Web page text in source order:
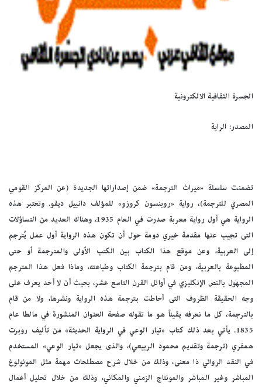
الجسرة الثقافية الالكترونية
المصدر: الراية
تضمنت سلسلة «ميراث الترجمة» ضمن إصداراتها الجديدة (عن المركز القومي
المصري للترجمة)، رواية «روبنسون كروزو» للمؤلف دانييل ديفو. وتعتبر هذه
الرواية هي أول رواية معربة صدرت في العام 1935، وهناك العديد من التساؤلات
التى تجيب عنها مقدمة خيري دومة حول أن تكون هذه الرواية أول عمل يُترجم
إلى العربية، وعن موقع هذا الكتاب بين الكتب الأولى والمترجمة أو حتى
المطبوعة بالعربية، ومن قام بترجمة الكتاب وطباعته، وماذا فعل هذا المترجم
المجهول بالنص الإنكليزي في أوائل القرن التاسع عشر، بحيث أن لا أحد يعرف على
وجه الحقيقة الظروف التى أحاطت بترجمة هذه الرواية ونشرها، ولا من قام
بالترجمة، كل ما نعرفه يقيناً هو ما تقوله صفحة العنوان المنشورة في مالطا عام
1835. يأتي بعد ذلك كتاب «تيار الوعي في الرواية الحديثة» من تأليف روبرت
همفري (ترجمة وتقديم محمود الربيعي)، والذى يجعل «تيار الوعي» المستخدم
في النقد الروائي ذا معنى، وذلك من خلال شرح مصطلحات مهمة مثل المونولوغ
المباشر وغير المباشر والمونتاج الزمني والمكاني، وذلك من خلال تحليل أعمال